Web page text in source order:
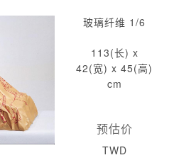
玻璃纤维 1/6
113(长) x
42(宽) x 45(高)
cm
预估价
TWD